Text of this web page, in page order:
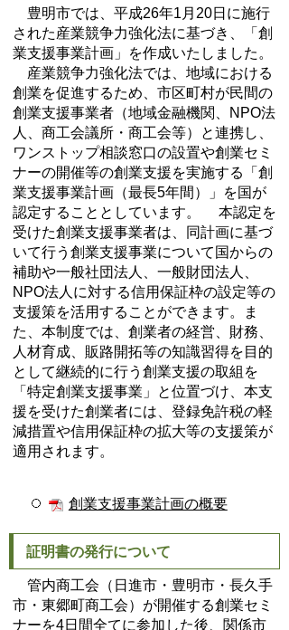
豊明市では、平成26年1月20日に施行
された産業競争力強化法に基づき、「創
業支援事業計画」を作成いたしました。
産業競争力強化法では、地域における
創業を促進するため、市区町村が民間の
創業支援事業者（地域金融機関、NPO法
人、商工会議所・商工会等）と連携し、
ワンストップ相談窓口の設置や創業セミ
ナーの開催等の創業支援を実施する「創
業支援事業計画（最長5年間）」を国が
認定することとしています。 本認定を
受けた創業支援事業者は、同計画に基づ
いて行う創業支援事業について国からの
補助や一般社団法人、一般財団法人、
NPO法人に対する信用保証枠の設定等の
支援策を活用することができます。ま
た、本制度では、創業者の経営、財務、
人材育成、販路開拓等の知識習得を目的
として継続的に行う創業支援の取組を
「特定創業支援事業」と位置づけ、本支
援を受けた創業者には、登録免許税の軽
減措置や信用保証枠の拡大等の支援策が
適用されます。
創業支援事業計画の概要
証明書の発行について
管内商工会（日進市・豊明市・長久手
市・東郷町商工会）が開催する創業セミ
ナーを4日間全てに参加した後、関係市